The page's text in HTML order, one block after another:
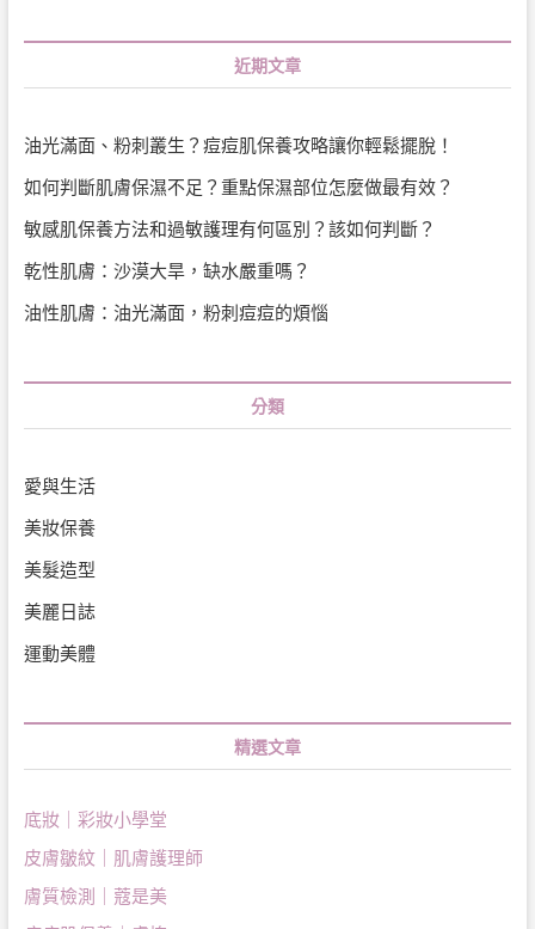
近期文章
油光滿面、粉刺叢生？痘痘肌保養攻略讓你輕鬆擺脫！
如何判斷肌膚保濕不足？重點保濕部位怎麼做最有效？
敏感肌保養方法和過敏護理有何區別？該如何判斷？
乾性肌膚：沙漠大旱，缺水嚴重嗎？
油性肌膚：油光滿面，粉刺痘痘的煩惱
分類
愛與生活
美妝保養
美髮造型
美麗日誌
運動美體
精選文章
底妝｜彩妝小學堂
皮膚皺紋｜肌膚護理師
膚質檢測｜蔻是美